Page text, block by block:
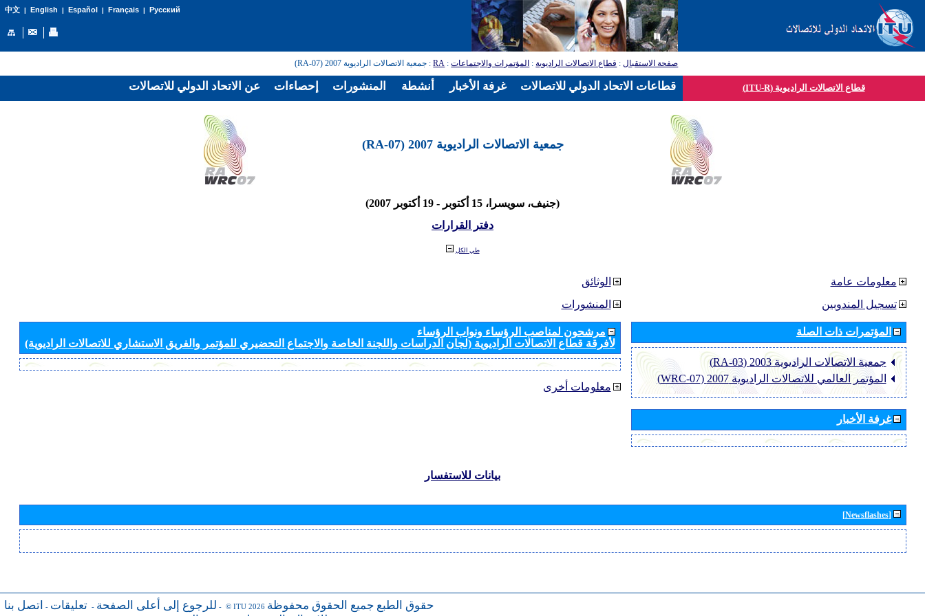
中文| English | Español | Français| Русский
صفحة الاستقبال: قطاع الاتصالات الراديوية: المؤتمرات والاجتماعات:
RA: جمعية الاتصالات الراديوية 2007 (RA-07)
قطاع الاتصالات الراديوية (ITU-R)
جمعية الاتصالات الراديوية 2007 (RA-07)
(جنيف، سويسرا، 15 أكتوبر - 19 أكتوبر 2007)
دفتر القرارات
طي الكل
الوثائق
المنشورات
مرشحون لمناصب الرؤساء ونواب الرؤساء
لأفرقة قطاع الاتصالات الراديوية (لجان الدراسات واللجنة الخاصة والاجتماع التحضيري للمؤتمر والفريق الاستشاري للاتصالات الراديوية)
معلومات أخرى
معلومات عامة
تسجيل المندوبين
المؤتمرات ذات الصلة
جمعية الاتصالات الراديوية 2003 (RA-03)
المؤتمر العالمي للاتصالات الراديوية 2007 (WRC-07)
غرفة الأخبار
بيانات للاستفسار
[Newsflashes]
للرجوع إلى أعلى الصفحة - تعليقات - اتصل بنا - © ITU 2026 حقوق الطبع جميع الحقوق محفوظة
عن الاتحاد الدولي للاتصالات إحصاءات المنشورات أنشطة غرفة الأخبار قطاعات الاتحاد الدولي للاتصالات